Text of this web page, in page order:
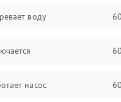
воду
насос